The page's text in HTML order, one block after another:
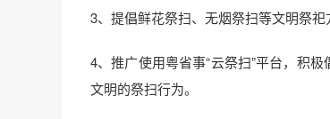
3、提倡鲜花祭扫、无烟祭扫等文明祭
4、推广使用粤省事“云祭扫”平台，积
文明的祭扫行为。